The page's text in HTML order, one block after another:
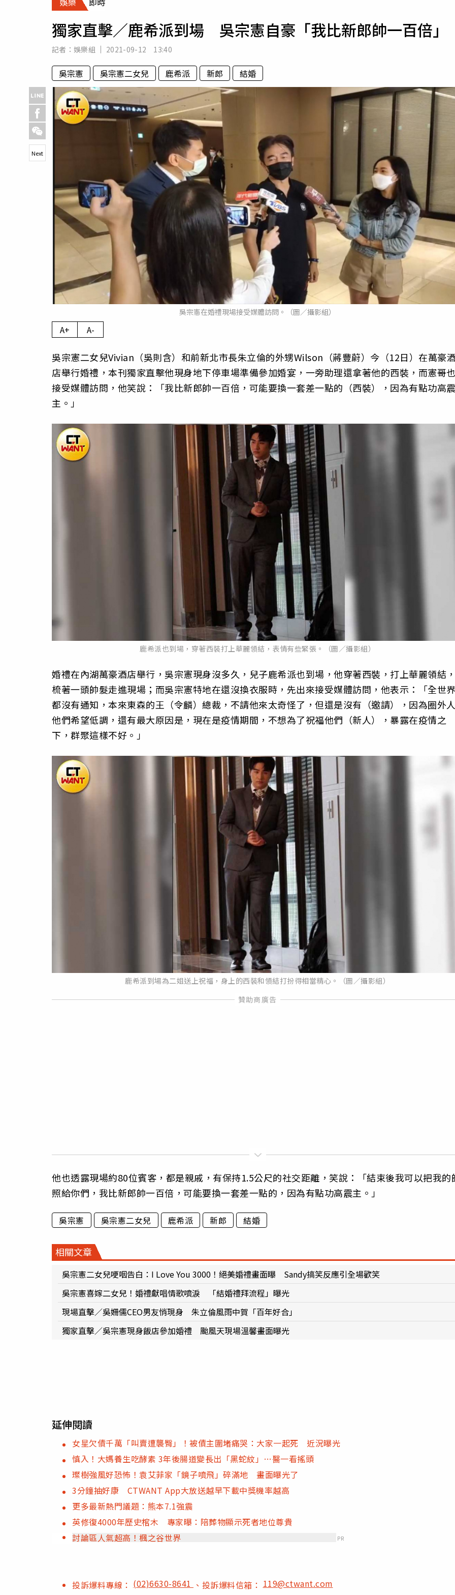
專欄
房產新勢力
運勢
獨家直擊／鹿希派到場 吳宗憲自豪「我比新郎帥一百倍」
記者： 娛樂組 2021-09-12 13:40
吳宗憲 吳宗憲二女兒 鹿希派 新郎 結婚
吳宗憲在婚禮現場接受媒體訪問。（圖／攝影組）
Next
A+ A-
吳宗憲二女兒Vivian（吳則含）和前新北市長朱立倫的外甥Wilson（蔣豐蔚）今（12日）在萬豪
店舉行婚禮，本刊獨家直擊他現身地下停車場準備參加婚宴，一旁助理還拿著他的西裝，而憲哥
接受媒體訪問，他笑說：「我比新郎帥一百倍，可能要換一套差一點的（西裝），因為有點功高
主。」
鹿希派也到場，穿著西裝打上華麗領結，表情有些緊張。（圖／攝影組）
婚禮在內湖萬豪酒店舉行，吳宗憲現身沒多久，兒子鹿希派也到場，他穿著西裝，打上華麗領結
梳著一頭帥髮走進現場；而吳宗憲特地在還沒換衣服時，先出來接受媒體訪問，他表示：「全世
都沒有通知，本來東森的王（令麟）總裁，不請他來太奇怪了，但還是沒有（邀請），因為圈外
他們希望低調，還有最大原因是，現在是疫情期間，不想為了祝福他們（新人），暴露在疫情之
下，群聚這樣不好。」
鹿希派到場為二姐送上祝福，身上的西裝和領結打扮得相當精心。（圖／攝影組）
他也透露現場約80位賓客，都是親戚，有保持1.5公尺的社交距離，笑說：「結束後我可以把我的
照給你們，我比新郎帥一百倍，可能要換一套差一點的，因為有點功高震主。」
吳宗憲 吳宗憲二女兒 鹿希派 新郎 結婚
相關文章
吳宗憲二女兒哽咽告白：I Love You 3000！絕美婚禮畫面曝 Sandy搞笑反應引全場歡笑
吳宗憲喜嫁二女兒！婚禮獻唱情歌噴淚 「結婚禮拜流程」曝光
現場直擊／吳姍儒CEO男友悄現身 朱立倫風雨中賀「百年好合」
獨家直擊／吳宗憲現身飯店參加婚禮 颱風天現場溫馨畫面曝光
延伸閱讀
女星欠債千萬「叫賣遭襲臀」！被債主圍堵痛哭：大家一起死 近況曝光
慎入！大媽養生吃酵素 3年後腸道變長出「黑蛇紋」…醫一看搖頭
璨樹強風好恐怖！袁艾菲家「鏡子噴飛」碎滿地 畫面曝光了
3分鐘抽好康 CTWANT App大放送越早下載中獎機率越高
更多最新熱門議題：熊本7.1強震
英修復4000年歷史棺木 專家曝：陪葬物顯示死者地位尊貴
討論區人氣超高！楓之谷世界
PR
投訴爆料專線： (02)6630-8641 、投訴爆料信箱：119@ctwant.com